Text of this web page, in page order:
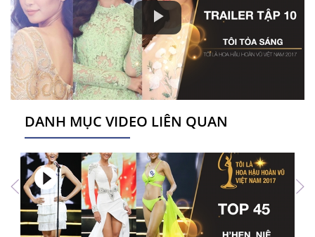
Play
Video
DANH MỤC VIDEO LIÊN QUAN